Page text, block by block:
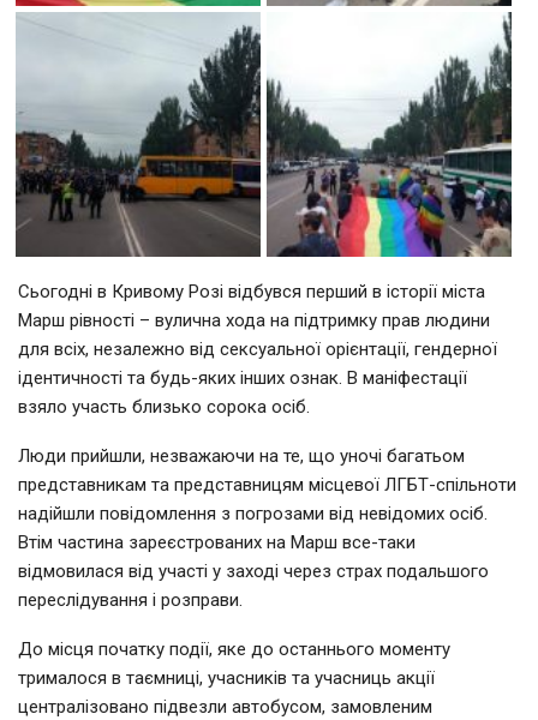
Сьогодні в Кривому Розі відбувся перший в історії міста
Марш рівності – вулична хода на підтримку прав людини
для всіх, незалежно від сексуальної орієнтації, гендерної
ідентичності та будь-яких інших ознак. В маніфестації
взяло участь близько сорока осіб.
Люди прийшли, незважаючи на те, що уночі багатьом
представникам та представницям місцевої ЛГБТ-спільноти
надійшли повідомлення з погрозами від невідомих осіб.
Втім частина зареєстрованих на Марш все-таки
відмовилася від участі у заході через страх подальшого
переслідування і розправи.
До місця початку події, яке до останнього моменту
трималося в таємниці, учасників та учасниць акції
централізовано підвезли автобусом, замовленим